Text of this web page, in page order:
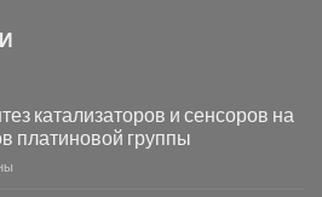
катализаторов и сенсоров на
платиновой группы